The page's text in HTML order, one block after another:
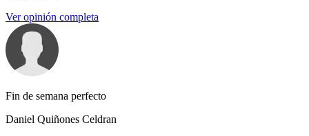
Ver opinión completa
Fin de semana perfecto
Daniel Quiñones Celdran